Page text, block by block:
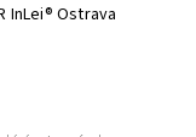
InLei® Ostrava